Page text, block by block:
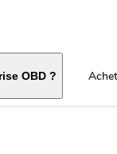
OBD ?